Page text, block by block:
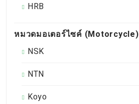
HRB
หมวดมอเตอร์ไซค์ (Motorcycle)
NSK
NTN
Koyo